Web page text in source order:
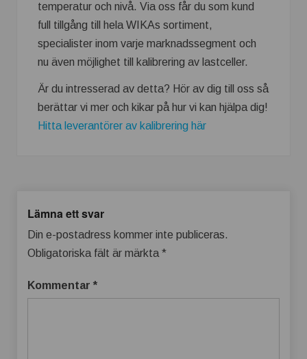
temperatur och nivå. Via oss får du som kund
full tillgång till hela WIKAs sortiment,
specialister inom varje marknadssegment och
nu även möjlighet till kalibrering av lastceller.
Är du intresserad av detta? Hör av dig till oss så
berättar vi mer och kikar på hur vi kan hjälpa dig!
Hitta leverantörer av kalibrering här
Lämna ett svar
Din e-postadress kommer inte publiceras.
Obligatoriska fält är märkta *
Kommentar *